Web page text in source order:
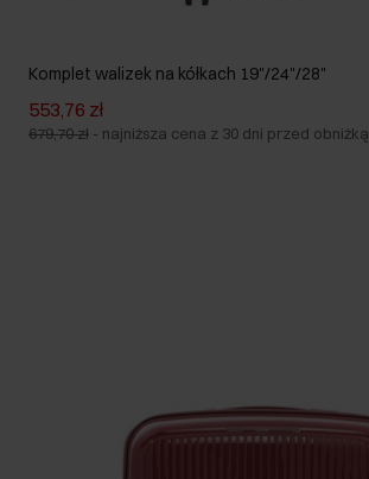
Komplet walizek na kółkach 19"/24"/28"
553,76 zł
679,70 zł - najniższa cena z 30 dni przed obniżką